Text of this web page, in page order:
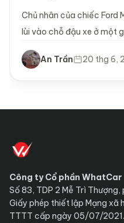
Chủ nhân của chiếc
lùi vào chỗ đậu xe ở một
An Trần 20 thg 6,
Công ty Cổ phần WhatCar
Số 83, TDP 2 Mễ Trì Thượng,
Giấy phép thiết lập Mạng xã
TTTT cấp ngày 05/07/2021.